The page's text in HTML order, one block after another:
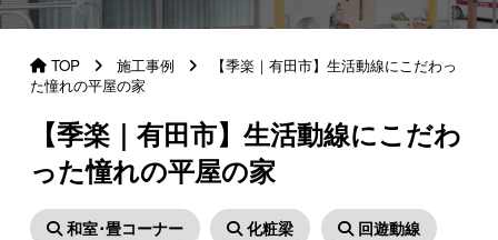
TOP 施工事例
【季楽｜有田市】生活動線にこだわっ
た憧れの平屋の家
【季楽｜有田市】生活動線にこだわ
った憧れの平屋の家
和室･畳コーナー 化粧梁 回遊動線